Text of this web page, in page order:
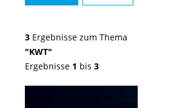
3 Ergebnisse zum Thema
"KWT"
Ergebnisse 1 bis 3